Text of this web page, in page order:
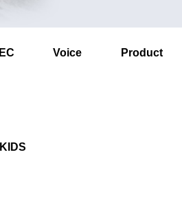
EC Voice Product
KIDS